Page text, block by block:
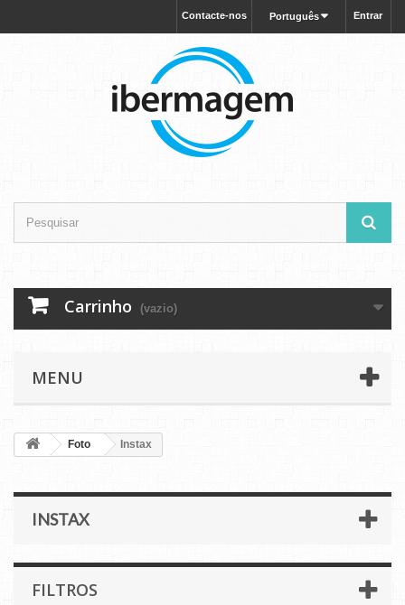
Entrar
Português
Contacte-nos
Carrinho (vazio)
MENU
Foto Instax
INSTAX
FILTROS